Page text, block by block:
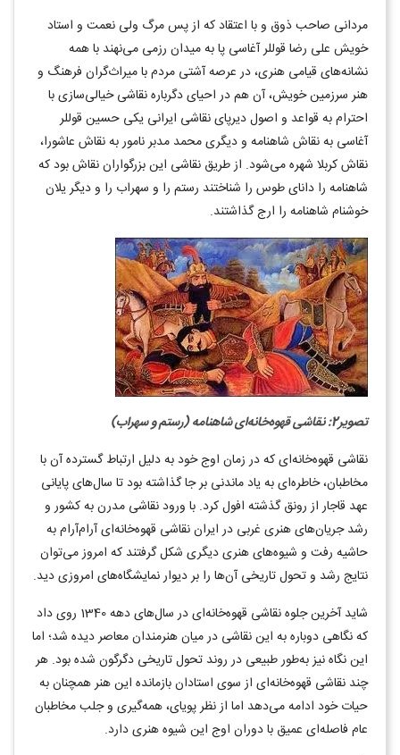
مردانی صاحب ذوق و با اعتقاد که از پس مرگ ولی نعمت و استاد
خویش علی رضا قوللر آغاسی پا به میدان رزمی می‌نهند با همه
نشانه‌های قیامی هنری، در عرصه آشتی مردم با میراث‌گران فرهنگ و
هنر سرزمین خویش، آن هم در احیای دگرباره نقاشی خیالی‌سازی با
احترام به قواعد و اصول دیرپای نقاشی ایرانی یکی حسین قوللر
آغاسی به نقاش شاهنامه و دیگری محمد مدبر نامور به نقاش عاشورا،
نقاش کربلا شهره می‌شود. از طریق نقاشی این بزرگواران نقاش بود که
شاهنامه را دانای طوس را شناختند رستم را و سهراب را و دیگر یلان
خوشنام شاهنامه را ارج گذاشتند.
تصویر2: نقاشی قهوه‌خانه‌ای شاهنامه (رستم و سهراب)
نقاشی قهوه‌خانه‌ای که در زمان اوج خود به دلیل ارتباط گسترده آن با
مخاطبان، خاطره‌ای به یاد ماندنی بر جا گذاشته بود تا سال‌های پایانی
عهد قاجار از رونق گذشته افول کرد. با ورود نقاشی مدرن به کشور و
رشد جریان‌های هنری غربی در ایران نقاشی قهوه‌خانه‌ای آرام‌آرام به
حاشیه رفت و شیوه‌های هنری دیگری شکل گرفتند که امروز می‌توان
نتایج رشد و تحول تاریخی آن‌ها را بر دیوار نمایشگاه‌های امروزی دید.
شاید آخرین جلوه نقاشی قهوه‌خانه‌ای در سال‌های دهه 1340 روی داد
که نگاهی دوباره به این نقاشی در میان هنرمندان معاصر دیده شد؛ اما
این نگاه نیز به‌طور طبیعی در روند تحول تاریخی دگرگون شده بود. هر
چند نقاشی قهوه‌خانه‌ای از سوی استادان بازمانده این هنر همچنان به
حیات خود ادامه می‌دهد اما از نظر پویای، همه‌گیری و جلب مخاطبان
عام فاصله‌ای عمیق با دوران اوج این شیوه هنری دارد.